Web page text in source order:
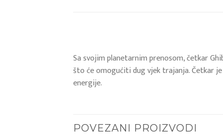
Sa svojim planetarnim prenosom, četkar
što će omogućiti dug vjek trajanja. Četkar
energije.
POVEZANI PROIZVODI